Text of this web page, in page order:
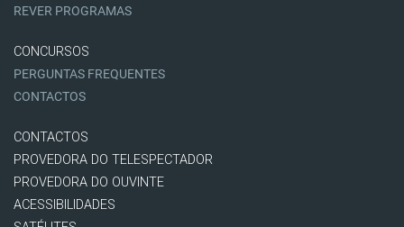
REVER PROGRAMAS
CONCURSOS
PERGUNTAS FREQUENTES
CONTACTOS
CONTACTOS
PROVEDORA DO TELESPECTADOR
PROVEDORA DO OUVINTE
ACESSIBILIDADES